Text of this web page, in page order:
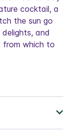
cocktail, a
the sun go
and
which to